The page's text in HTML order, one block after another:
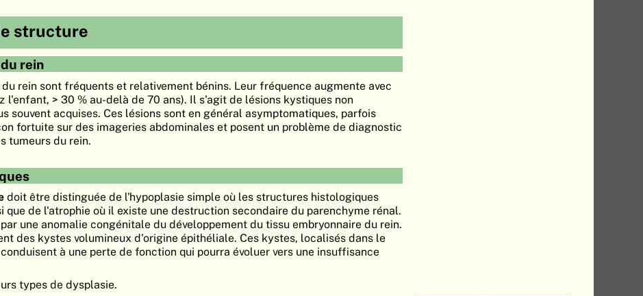
structure
rein
rein sont fréquents et relativement bénins. Leur fréquence augmente avec
l'enfant, > 30 % au-delà de 70 ans). Il s'agit de lésions kystiques non
souvent acquises. Ces lésions sont en général asymptomatiques, parfois
fortuite sur des imageries abdominales et posent un problème de diagnostic
tumeurs du rein.
doit être distinguée de l'hypoplasie simple où les structures histologiques
que de l'atrophie où il existe une destruction secondaire du parenchyme rénal.
une anomalie congénitale du développement du tissu embryonnaire du rein.
des kystes volumineux d'origine épithéliale. Ces kystes, localisés dans le
à une perte de fonction qui pourra évoluer vers une insuffisance
types de dysplasie.